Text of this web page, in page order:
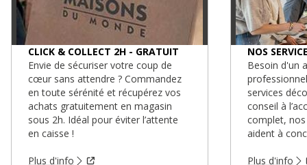
CLICK & COLLECT 2H - GRATUIT
Envie de sécuriser votre coup de
cœur sans attendre ? Commandez
en toute sérénité et récupérez vos
achats gratuitement en magasin
sous 2h. Idéal pour éviter l’attente
en caisse !
Plus d'info
NOS
Besoin d'un
services
conseil à
complet,
aident à
Plus d'info